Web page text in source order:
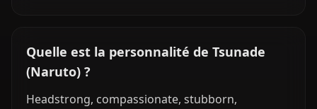
Quelle est la personnalité de Tsunade
(Naruto) ?
Headstrong, compassionate, stubborn,